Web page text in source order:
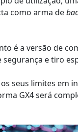
como arma de
é a versão de
segurança e tiro
seus limites em
GX4 será